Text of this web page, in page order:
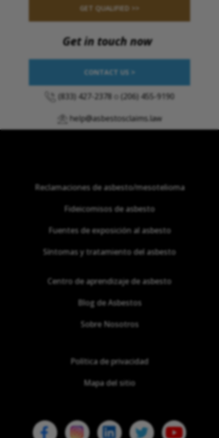
GET QUALIFIED >>
Get in touch now
CONTACT US >
(833) 427-2378 (206) 455-9190
help@asbestosclaims.law
Reclamaciones de asbesto/mesotelioma
Fideicomisos de asbesto
Fuentes de exposición al asbesto
Síntomas y tratamiento del asbesto
Centro de aprendizaje de asbesto
Blog de Asbestos
Sobre Nosotros
Política de privacidad
Mapa del sitio